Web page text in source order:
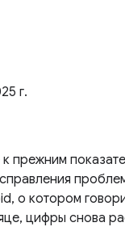
г.
прежним
о котором
цифры снова